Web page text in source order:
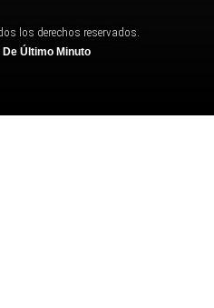
los derechos reservados.
Último Minuto